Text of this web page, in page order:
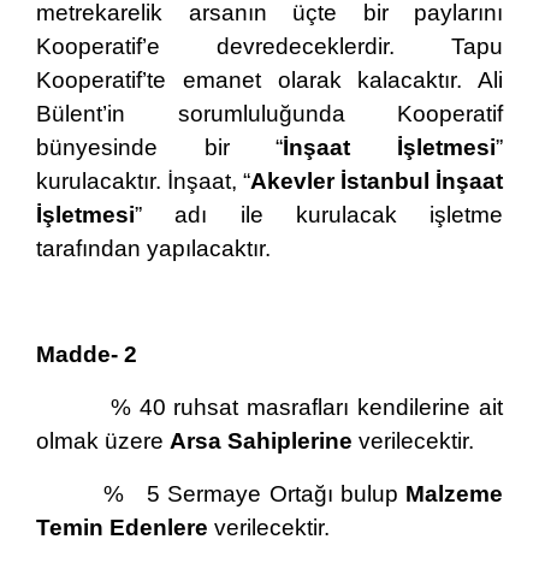
metrekarelik arsanın üçte bir paylarını
Kooperatif’e devredeceklerdir. Tapu
Kooperatif’te emanet olarak kalacaktır. Ali
Bülent’in sorumluluğunda Kooperatif
bünyesinde bir “İnşaat İşletmesi”
kurulacaktır. İnşaat, “Akevler İstanbul İnşaat
İşletmesi” adı ile kurulacak işletme
tarafından yapılacaktır.
Madde- 2
% 40 ruhsat masrafları kendilerine ait
olmak üzere Arsa Sahiplerine verilecektir.
% 5 Sermaye Ortağı bulup Malzeme
Temin Edenlere verilecektir.